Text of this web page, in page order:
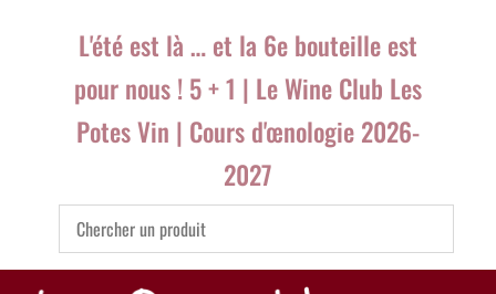
L'été est là … et la 6e bouteille est
pour nous ! 5 + 1 | Le Wine Club Les
Potes Vin | Cours d'œnologie 2026-
2027